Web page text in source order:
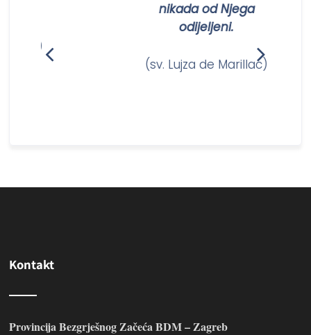
nikada od Njega
odijeljeni.
(sv. Lujza de Marillac)
Kontakt
Provincija Bezgrješnog Začeća BDM – Zagreb